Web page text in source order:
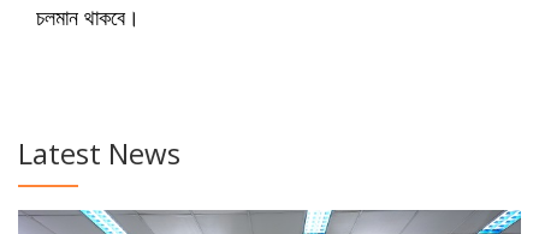
চলমান থাকবে।
Latest News